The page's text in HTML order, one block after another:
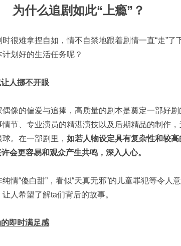
为什么追剧如此“上瘾”？
很难拿捏自如，情不自禁地跟着剧情一直“走”了
划好的生活任务呢？
人挪不开眼
像的偏爱与追捧，高质量的剧本是奠定一部好剧
节、专业演员的精湛演技以及后期精品的制作，
。在一部剧里， 如若人物设定具有复杂性和较高
会更容易和观众产生共鸣，深入人心。
情“傻白甜”，看似“天真无邪”的儿童罪犯等令人
人希望了解ta们背后的故事。
即时满足感